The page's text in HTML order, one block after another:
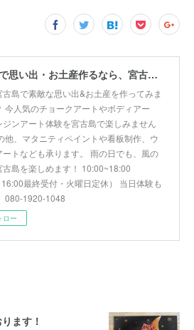
宮古島で思い出・お土産作るなら、宮古島思い出アート。人気のボディアートやチョークアート、海レジンアート体験が楽しめます！
島で素敵な思い出&お土産を作ってみま
今人気のチョークアートやボディアー
ジンアート体験を宮古島で楽しみません
他、マタニティペイントや看板制作、ウ
ートなども承ります。 雨の日でも、風の
古島を楽しめます！ 10:00~18:00
最終受付・火曜日定休） 当日体験も
080-1920-1048
ロー
ます！